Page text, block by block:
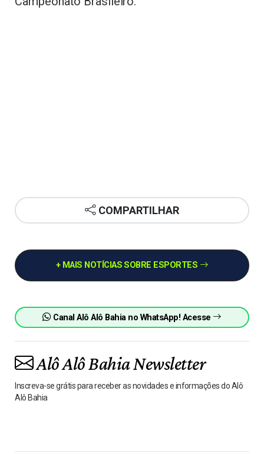
COMPARTILHAR
+ MAIS NOTÍCIAS SOBRE ESPORTES
Canal Alô Alô Bahia no WhatsApp! Acesse
Alô Alô Bahia Newsletter
Inscreva-se grátis para receber as novidades e informações do Alô
Alô Bahia